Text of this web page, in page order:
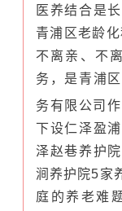
医养结合是
青浦区老龄化
不离亲、不
务，是青浦
务有限公司
下设仁泽盈
泽赵巷养护
涧养护院5家
庭的养老难